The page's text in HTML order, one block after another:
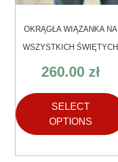
OKRĄGŁA WIĄZANKA NA
WSZYSTKICH ŚWIĘTYCH
260.00 zł
SELECT
OPTIONS